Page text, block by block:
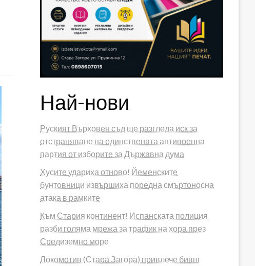
Най-нови
Руският Върховен съд ще разгледа иск за
отстраняване на единствената антивоенна
партия от изборите за Държавна дума
Хусите удариха отново! Йеменските
бунтовници извършиха поредна смъртоносна
атака в рамките
Към Стария континент! Испанската полиция
разби голяма мрежа за трафик на хора през
Средиземно море
Локомотив (Стара Загора) привлече бивш